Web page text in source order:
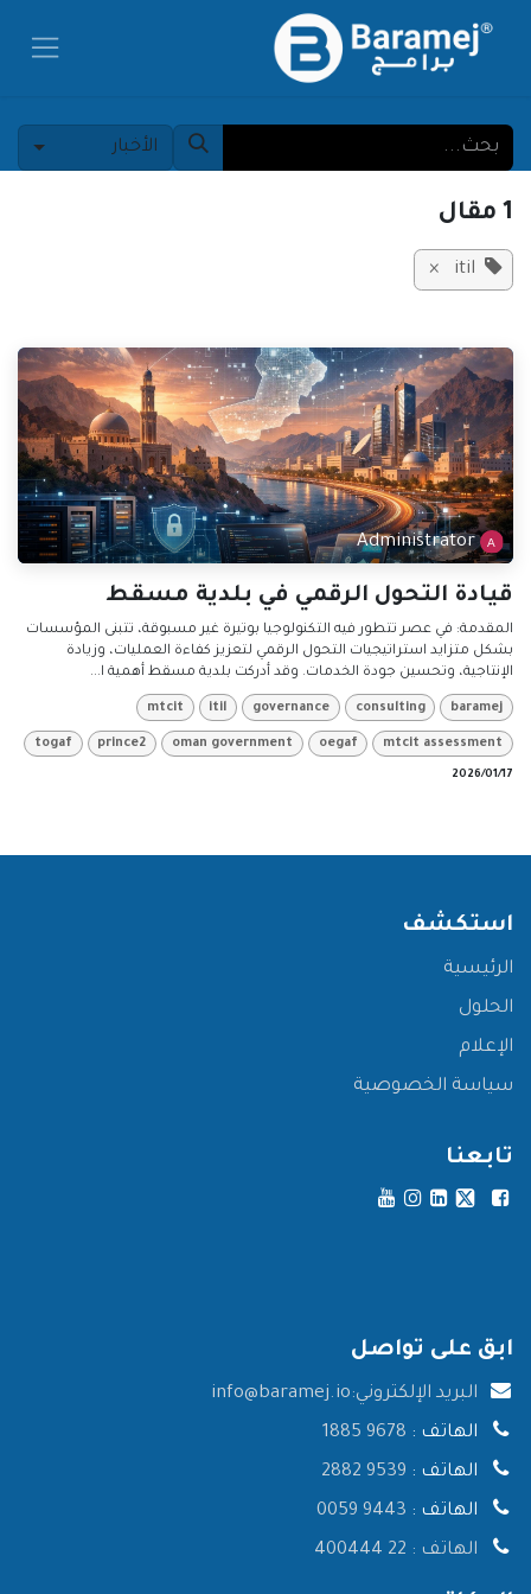
تخطي للذهاب إلى المحتوى
الأخبار
1 مقال
itil
×
Administrator
قيادة التحول الرقمي في بلدية مسقط
المقدمة: في عصر تتطور فيه التكنولوجيا بوتيرة غير مسبوقة، تتبنى المؤسسات
بشكل متزايد استراتيجيات التحول الرقمي لتعزيز كفاءة العمليات، وزيادة
الإنتاجية، وتحسين جودة الخدمات. وقد أدركت بلدية مسقط أهمية ا...
baramej
consulting
governance
itil
mtcit
mtcit assessment
oegaf
oman government
prince2
togaf
17‏/01‏/2026
استكشف
الرئيسية
الحلول
الإعلام
سياسة الخصوصية
تابعنا
ابق على تواصل
البريد الإلكتروني:info@baramej.io
الهاتف :
الهاتف :
الهاتف :
الهاتف :